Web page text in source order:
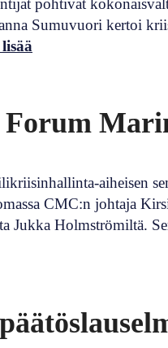
pohtivat
Sumuvuori kertoi
aiheisen
CMC:n johtaja
Jukka Holmströmiltä.